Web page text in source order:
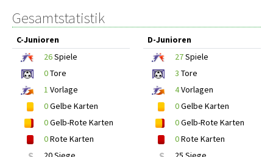
Gesamtstatistik
C-Junioren
26Spiele
0Tore
1 Vorlage
0Gelbe Karten
0Gelb-Rote Karten
0Rote Karten
D-Junioren
27Spiele
3 Tore
4Vorlagen
0Gelbe Karten
0Gelb-Rote Karten
0Rote Karten